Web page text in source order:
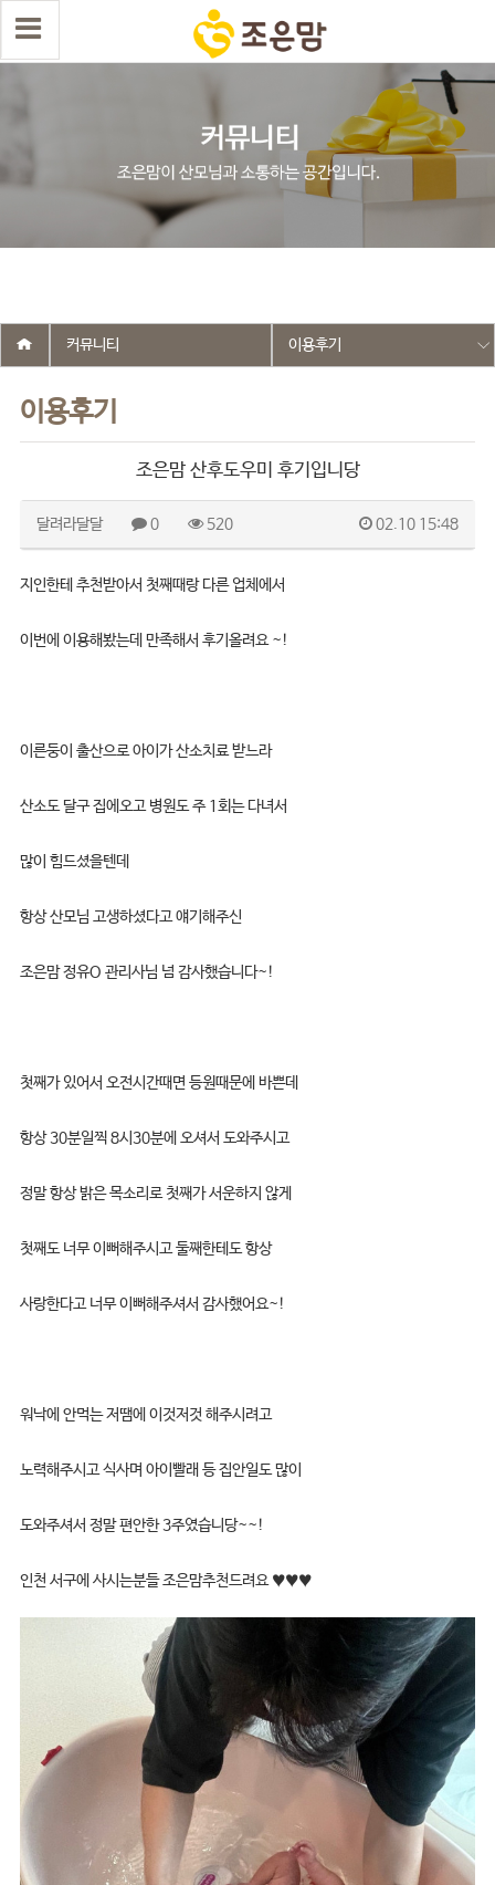
select wr_id, wr_subject from g5_write_m05_04 where wr_is_comment
= 0 and wr_datetime <= '2026-02-10 15:48:00' and wr_id <> '2685'
order by wr_datetime desc limit 1 asdasf
이용후기
커뮤니티 이용후기
조은맘 산후도우미 후기입니당
달려라달달 0 520 02.10 15:48
지인한테 추천받아서 첫째때랑 다른 업체에서
이번에 이용해봤는데 만족해서 후기올려요 ~!
이른둥이 출산으로 아이가 산소치료 받느라
산소도 달구 집에오고 병원도 주 1회는 다녀서
많이 힘드셨을텐데
항상 산모님 고생하셨다고 얘기해주신
조은맘 정유O 관리사님 넘 감사했습니다~!
첫째가 있어서 오전시간때면 등원때문에 바쁜데
항상 30분일찍 8시30분에 오셔서 도와주시고
정말 항상 밝은 목소리로 첫째가 서운하지 않게
첫째도 너무 이뻐해주시고 둘째한테도 항상
사랑한다고 너무 이뻐해주셔서 감사했어요~!
워낙에 안먹는 저땜에 이것저것 해주시려고
노력해주시고 식사며 아이빨래 등 집안일도 많이
도와주셔서 정말 편안한 3주였습니당~~!
인천 서구에 사시는분들 조은맘추천드려요 ♥♥♥